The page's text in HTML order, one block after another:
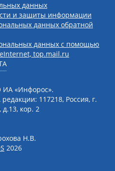
данных
и защиты информации
данных обратной
данных с помощью
top.mail.ru
ИА «Инфорос».
117218, Россия, г.
кор. 2
Н.В.
2026